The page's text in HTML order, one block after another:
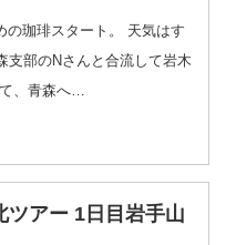
珈琲スタート。 天気はす
支部のNさんと合流して岩木
、青森へ…
ツアー 1日目岩手山